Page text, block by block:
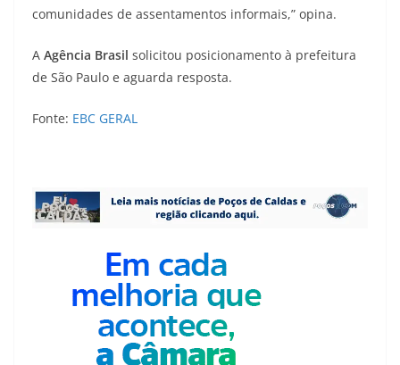
comunidades de assentamentos informais,” opina.
A Agência Brasil solicitou posicionamento à prefeitura
de São Paulo e aguarda resposta.
Fonte: EBC GERAL